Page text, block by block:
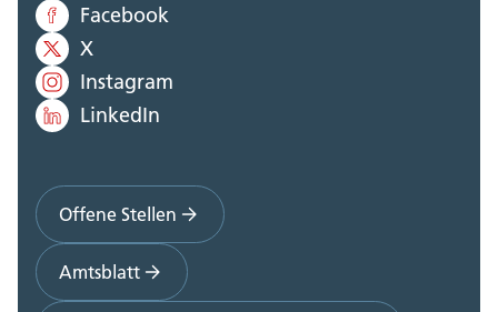
Facebook
X
Instagram
LinkedIn
Offene Stellen
Amtsblatt